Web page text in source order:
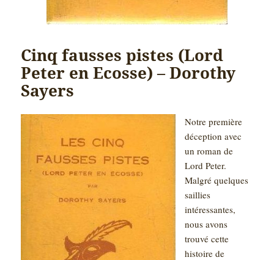
Cinq fausses pistes (Lord
Peter en Ecosse) – Dorothy
Sayers
Notre première
déception avec
un roman de
Lord Peter.
Malgré quelques
saillies
intéressantes,
nous avons
trouvé cette
histoire de